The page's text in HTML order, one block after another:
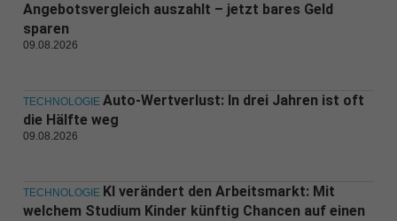
Angebotsvergleich auszahlt – jetzt bares Geld
sparen
09.08.2026
TECHNOLOGIE Auto-Wertverlust: In drei Jahren ist oft
die Hälfte weg
09.08.2026
TECHNOLOGIE KI verändert den Arbeitsmarkt: Mit
welchem Studium Kinder künftig Chancen auf einen